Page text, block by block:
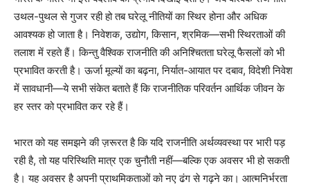
उथल-पुथल से गुजर रही हो तब घरेलू नीतियों का स्थिर होना और अधिक
आवश्यक हो जाता है। निवेशक, उद्योग, किसान, श्रमिक—सभी स्थिरताओं की
तलाश में रहते हैं। किन्तु वैश्विक राजनीति की अनिश्चितता घरेलू फैसलों को भी
प्रभावित करती है। ऊर्जा मूल्यों का बढ़ना, निर्यात-आयात पर दबाव, विदेशी निवेश
में सावधानी—ये सभी संकेत बताते हैं कि राजनीतिक परिवर्तन आर्थिक जीवन के
हर स्तर को प्रभावित कर रहे हैं।
भारत को यह समझने की ज़रूरत है कि यदि राजनीति अर्थव्यवस्था पर भारी पड़
रही है, तो यह परिस्थिति मात्र एक चुनौती नहीं—बल्कि एक अवसर भी हो सकती
है। यह अवसर है अपनी प्राथमिकताओं को नए ढंग से गढ़ने का। आत्मनिर्भरता